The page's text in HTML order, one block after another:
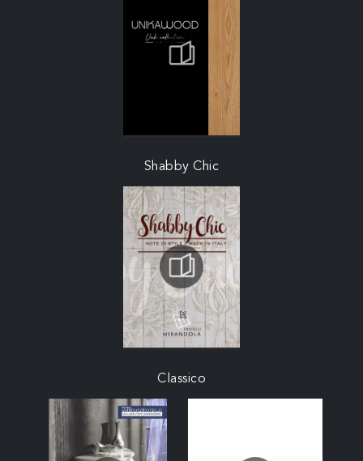
Shabby Chic
Classico